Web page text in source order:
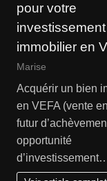
pour votre
investissement
immobilier en
Marise
Acquérir un bien
en VEFA (vente
futur
opportunité